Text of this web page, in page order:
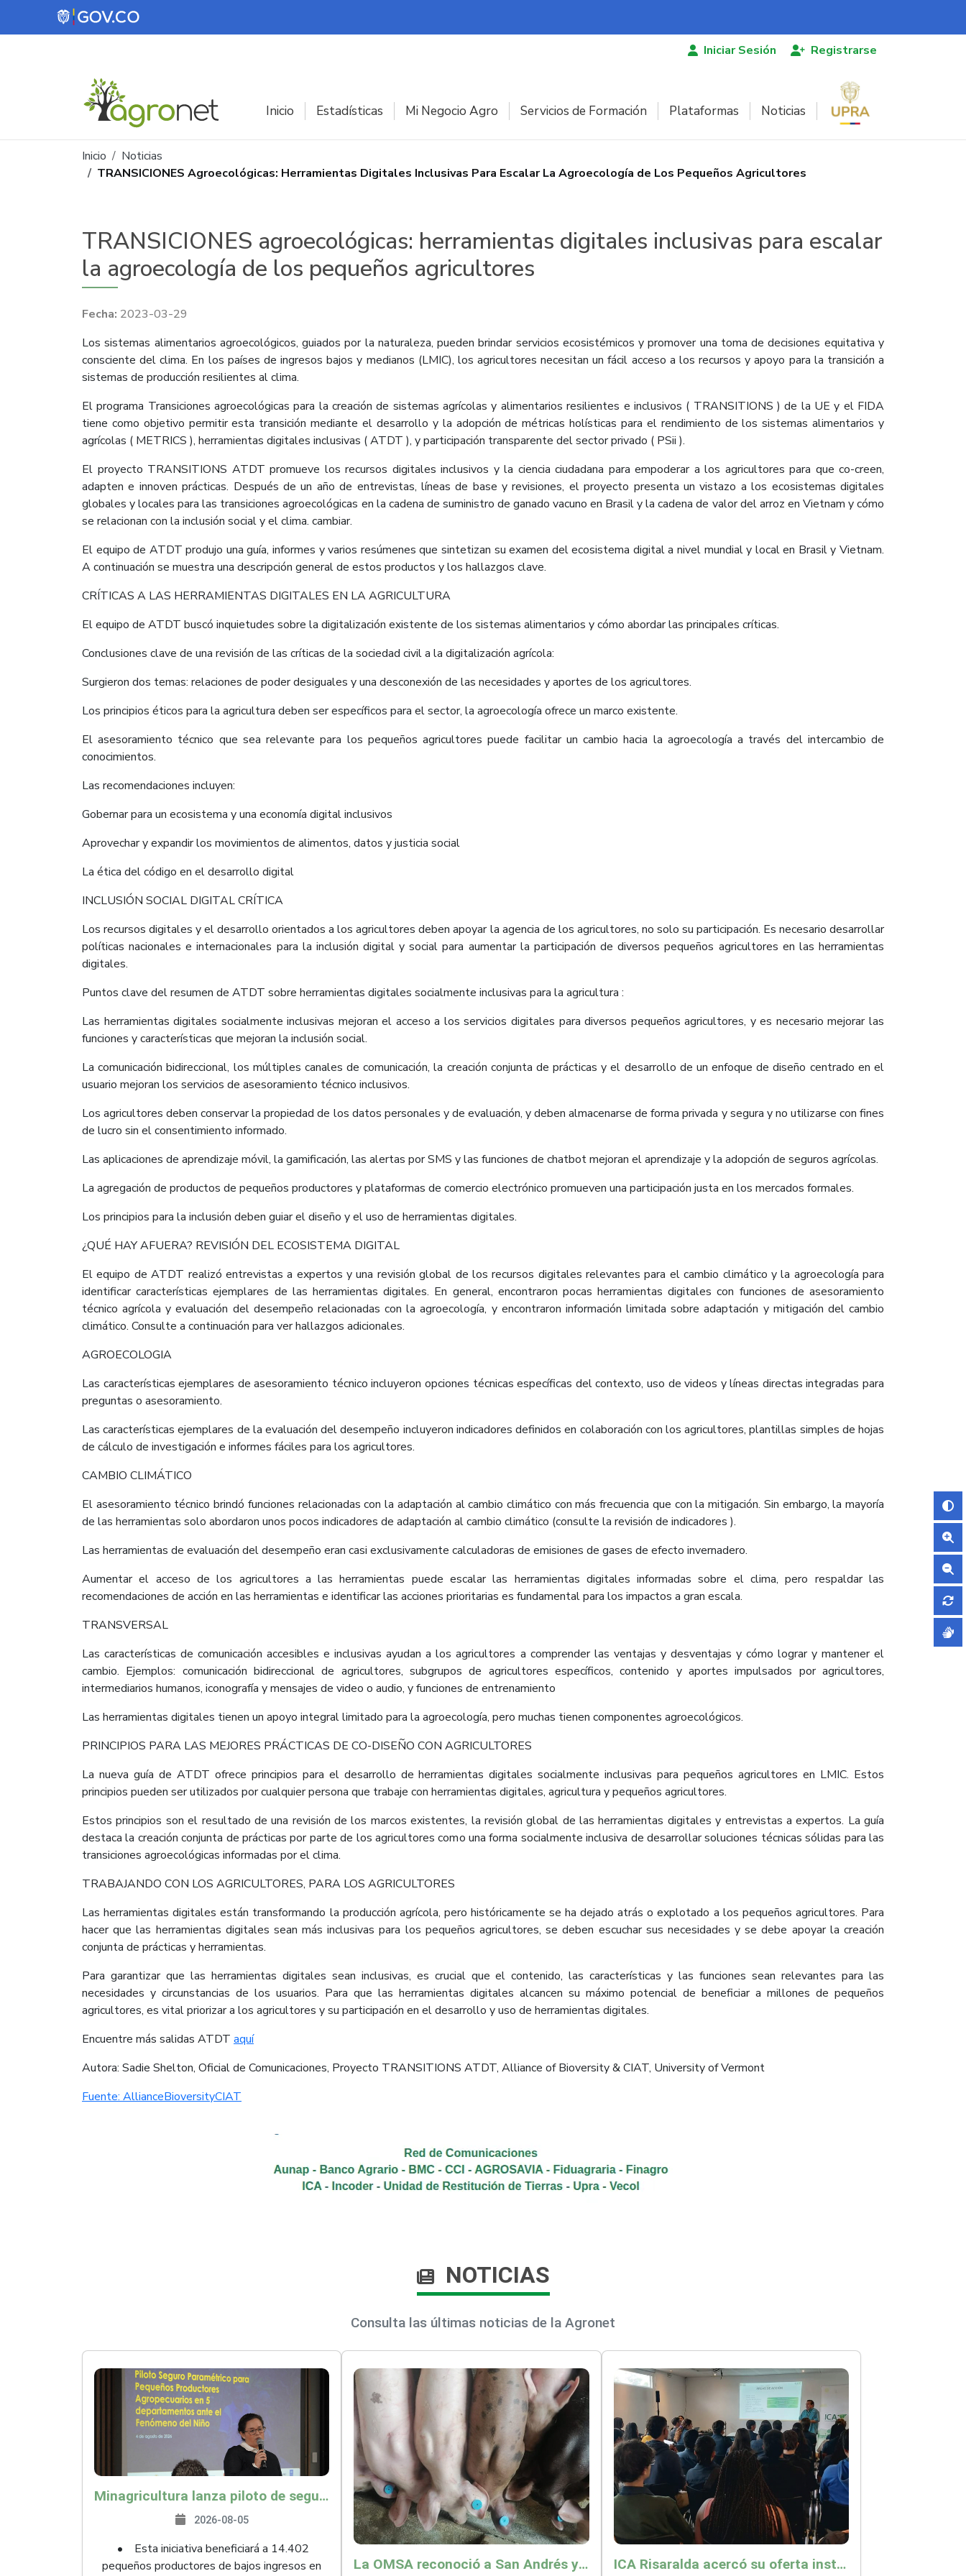
Pasar al contenido principal
Iniciar Sesión Registrarse
Inicio Estadísticas Mi Negocio Agro Servicios de Formación Plataformas Noticias
Ruta de navegación
Inicio
Noticias
TRANSICIONES Agroecológicas: Herramientas Digitales Inclusivas Para Escalar La Agroecología de Los Pequeños Agricultores
TRANSICIONES agroecológicas: herramientas digitales inclusivas para escalar
la agroecología de los pequeños agricultores
2023-03-29
Los sistemas alimentarios agroecológicos, guiados por la naturaleza, pueden brindar servicios ecosistémicos y promover una toma de decisiones equitativa y
consciente del clima. En los países de ingresos bajos y medianos (LMIC), los agricultores necesitan un fácil acceso a los recursos y apoyo para la transición a
sistemas de producción resilientes al clima.
El programa Transiciones agroecológicas para la creación de sistemas agrícolas y alimentarios resilientes e inclusivos ( TRANSITIONS ) de la UE y el FIDA
tiene como objetivo permitir esta transición mediante el desarrollo y la adopción de métricas holísticas para el rendimiento de los sistemas alimentarios y
agrícolas ( METRICS ), herramientas digitales inclusivas ( ATDT ), y participación transparente del sector privado ( PSii ).
El proyecto TRANSITIONS ATDT promueve los recursos digitales inclusivos y la ciencia ciudadana para empoderar a los agricultores para que co-creen,
adapten e innoven prácticas. Después de un año de entrevistas, líneas de base y revisiones, el proyecto presenta un vistazo a los ecosistemas digitales
globales y locales para las transiciones agroecológicas en la cadena de suministro de ganado vacuno en Brasil y la cadena de valor del arroz en Vietnam y cómo
se relacionan con la inclusión social y el clima. cambiar.
El equipo de ATDT produjo una guía, informes y varios resúmenes que sintetizan su examen del ecosistema digital a nivel mundial y local en Brasil y Vietnam.
A continuación se muestra una descripción general de estos productos y los hallazgos clave.
CRÍTICAS A LAS HERRAMIENTAS DIGITALES EN LA AGRICULTURA
El equipo de ATDT buscó inquietudes sobre la digitalización existente de los sistemas alimentarios y cómo abordar las principales críticas.
Conclusiones clave de una revisión de las críticas de la sociedad civil a la digitalización agrícola:
Surgieron dos temas: relaciones de poder desiguales y una desconexión de las necesidades y aportes de los agricultores.
Los principios éticos para la agricultura deben ser específicos para el sector, la agroecología ofrece un marco existente.
El asesoramiento técnico que sea relevante para los pequeños agricultores puede facilitar un cambio hacia la agroecología a través del intercambio de
conocimientos.
Las recomendaciones incluyen:
Gobernar para un ecosistema y una economía digital inclusivos
Aprovechar y expandir los movimientos de alimentos, datos y justicia social
La ética del código en el desarrollo digital
INCLUSIÓN SOCIAL DIGITAL CRÍTICA
Los recursos digitales y el desarrollo orientados a los agricultores deben apoyar la agencia de los agricultores, no solo su participación. Es necesario desarrollar
políticas nacionales e internacionales para la inclusión digital y social para aumentar la participación de diversos pequeños agricultores en las herramientas
digitales.
Puntos clave del resumen de ATDT sobre herramientas digitales socialmente inclusivas para la agricultura :
Las herramientas digitales socialmente inclusivas mejoran el acceso a los servicios digitales para diversos pequeños agricultores, y es necesario mejorar las
funciones y características que mejoran la inclusión social.
La comunicación bidireccional, los múltiples canales de comunicación, la creación conjunta de prácticas y el desarrollo de un enfoque de diseño centrado en el
usuario mejoran los servicios de asesoramiento técnico inclusivos.
Los agricultores deben conservar la propiedad de los datos personales y de evaluación, y deben almacenarse de forma privada y segura y no utilizarse con fines
de lucro sin el consentimiento informado.
Las aplicaciones de aprendizaje móvil, la gamificación, las alertas por SMS y las funciones de chatbot mejoran el aprendizaje y la adopción de seguros agrícolas.
La agregación de productos de pequeños productores y plataformas de comercio electrónico promueven una participación justa en los mercados formales.
Los principios para la inclusión deben guiar el diseño y el uso de herramientas digitales.
¿QUÉ HAY AFUERA? REVISIÓN DEL ECOSISTEMA DIGITAL
El equipo de ATDT realizó entrevistas a expertos y una revisión global de los recursos digitales relevantes para el cambio climático y la agroecología para
identificar características ejemplares de las herramientas digitales. En general, encontraron pocas herramientas digitales con funciones de asesoramiento
técnico agrícola y evaluación del desempeño relacionadas con la agroecología, y encontraron información limitada sobre adaptación y mitigación del cambio
climático. Consulte a continuación para ver hallazgos adicionales.
AGROECOLOGIA
Las características ejemplares de asesoramiento técnico incluyeron opciones técnicas específicas del contexto, uso de videos y líneas directas integradas para
preguntas o asesoramiento.
Las características ejemplares de la evaluación del desempeño incluyeron indicadores definidos en colaboración con los agricultores, plantillas simples de hojas
de cálculo de investigación e informes fáciles para los agricultores.
CAMBIO CLIMÁTICO
El asesoramiento técnico brindó funciones relacionadas con la adaptación al cambio climático con más frecuencia que con la mitigación. Sin embargo, la mayoría
de las herramientas solo abordaron unos pocos indicadores de adaptación al cambio climático (consulte la revisión de indicadores ).
Las herramientas de evaluación del desempeño eran casi exclusivamente calculadoras de emisiones de gases de efecto invernadero.
Aumentar el acceso de los agricultores a las herramientas puede escalar las herramientas digitales informadas sobre el clima, pero respaldar las
recomendaciones de acción en las herramientas e identificar las acciones prioritarias es fundamental para los impactos a gran escala.
TRANSVERSAL
Las características de comunicación accesibles e inclusivas ayudan a los agricultores a comprender las ventajas y desventajas y cómo lograr y mantener el
cambio. Ejemplos: comunicación bidireccional de agricultores, subgrupos de agricultores específicos, contenido y aportes impulsados por agricultores,
intermediarios humanos, iconografía y mensajes de video o audio, y funciones de entrenamiento
Las herramientas digitales tienen un apoyo integral limitado para la agroecología, pero muchas tienen componentes agroecológicos.
PRINCIPIOS PARA LAS MEJORES PRÁCTICAS DE CO-DISEÑO CON AGRICULTORES
La nueva guía de ATDT ofrece principios para el desarrollo de herramientas digitales socialmente inclusivas para pequeños agricultores en LMIC. Estos
principios pueden ser utilizados por cualquier persona que trabaje con herramientas digitales, agricultura y pequeños agricultores.
Estos principios son el resultado de una revisión de los marcos existentes, la revisión global de las herramientas digitales y entrevistas a expertos. La guía
destaca la creación conjunta de prácticas por parte de los agricultores como una forma socialmente inclusiva de desarrollar soluciones técnicas sólidas para las
transiciones agroecológicas informadas por el clima.
TRABAJANDO CON LOS AGRICULTORES, PARA LOS AGRICULTORES
Las herramientas digitales están transformando la producción agrícola, pero históricamente se ha dejado atrás o explotado a los pequeños agricultores. Para
hacer que las herramientas digitales sean más inclusivas para los pequeños agricultores, se deben escuchar sus necesidades y se debe apoyar la creación
conjunta de prácticas y herramientas.
Para garantizar que las herramientas digitales sean inclusivas, es crucial que el contenido, las características y las funciones sean relevantes para las
necesidades y circunstancias de los usuarios. Para que las herramientas digitales alcancen su máximo potencial de beneficiar a millones de pequeños
agricultores, es vital priorizar a los agricultores y su participación en el desarrollo y uso de herramientas digitales.
Encuentre más salidas ATDT aquí​
Autora: Sadie Shelton, Oficial de Comunicaciones, Proyecto TRANSITIONS ATDT, Alliance of Bioversity & CIAT, University of Vermont​
Fuente: AllianceBioversityCIAT
NOTICIAS
Consulta las últimas noticias de la Agronet
Minagricultura lanza piloto de seguro agropecuario por $9.625 millones para proteger a más de 14.000 pequeños productores contra riesgos del Fenómeno de El Niño
2026-08-05
• Esta iniciativa beneficiará a 14.402
pequeños productores de bajos ingresos en
La OMSA reconoció a San Andrés y Providencia como zona libre de Peste Porcina Clásica (PPC) ICA Risaralda acercó su oferta institucional a productores y emprendedores en Expocamello